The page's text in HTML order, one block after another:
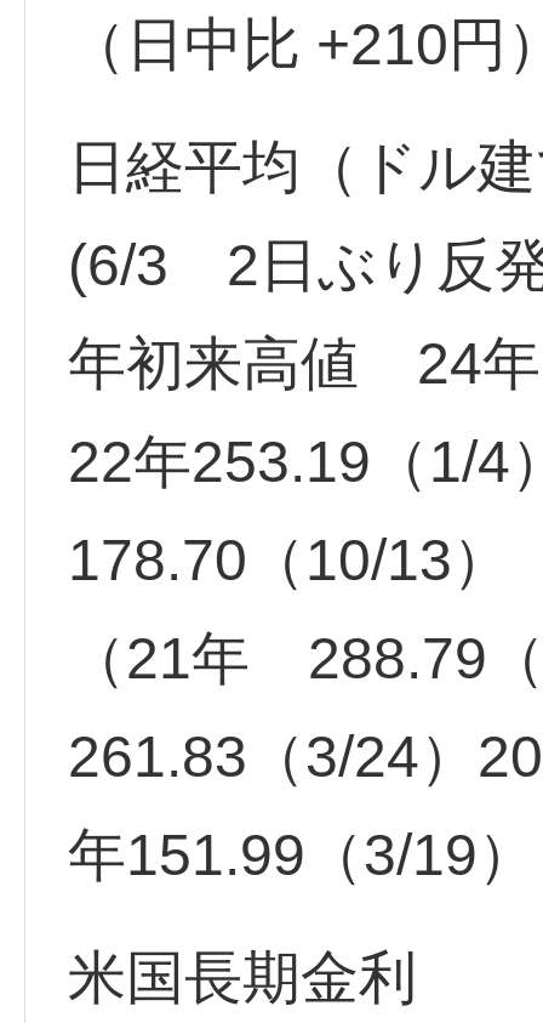
（日中比 +210円
日経平均（ドル
(6/3 2日ぶり反
年初来高値 24
22年253.19（1/
178.70（10/13）
（21年 288.79
261.83（3/24）
年151.99（3/19
米国長期金利